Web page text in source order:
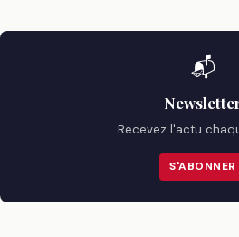
📬
Recevez l'actu
S'ABONNER